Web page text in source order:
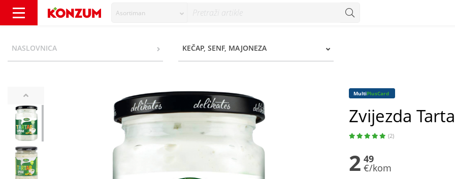
Asortiman
NASLOVNICA KEČAP, SENF, MAJONEZA
MultiPlusCard
Zvijezda
(2)
2 49
€/kom